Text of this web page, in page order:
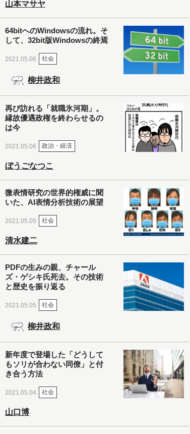
山本マサヤ
64bitへのWindowsの流れ。そ
して、32bit版Windowsの終焉
2021.05.06 社会
柳井政和
再び訪れる「就職氷河期」。
縁故優遇政権を終わらせるの
は今
2021.05.06 政治・経済
ぼうごなつこ
微表情研究の世界的権威に聞
いた、AI表情分析技術の展望
2021.05.05 社会
清水建二
PDFの生みの親、チャール
ズ・ゲシキ氏死去。その技術
と歴史を振り返る
2021.05.05 社会
柳井政和
新年度で登場した「どうして
もソリが合わない同僚」と付
き合う方法
2021.05.04 社会
山口博